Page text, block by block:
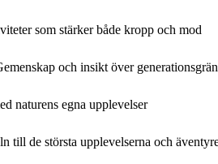
som stärker både kropp och mod
och insikt över
naturens egna upplevelser
till de största upplevelserna och